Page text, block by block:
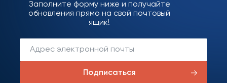
Заполните форму ниже и получайте
обновления прямо на свой почтовый
ящик!
Подписаться